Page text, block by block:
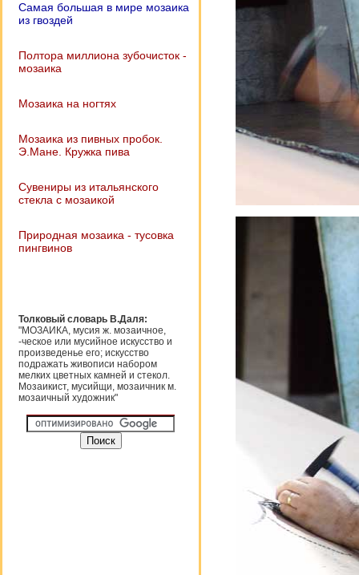
Самая большая в мире мозаика
из гвоздей
Полтора миллиона зубочисток -
мозаика
Мозаика на ногтях
Мозаика из пивных пробок.
Э.Мане. Кружка пива
Сувениры из итальянского
стекла с мозаикой
Природная мозаика - тусовка
пингвинов
Толковый словарь В.Даля:
"МОЗАИКА, мусия ж. мозаичное,
-ческое или мусийное искусство и
произведенье его; искусство
подражать живописи набором
мелких цветных камней и стекол.
Мозаикист, мусийщи, мозаичник м.
мозаичный художник"